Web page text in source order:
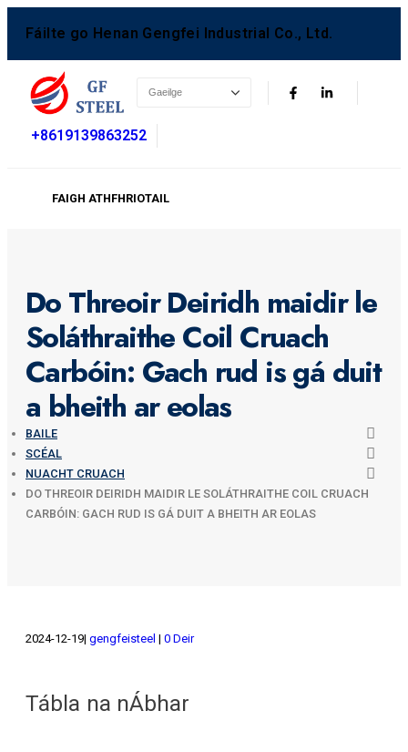
Fáilte go Henan Gengfei Industrial Co., Ltd.
+8619139863252
FAIGH ATHFHRIOTAIL
Do Threoir Deiridh maidir le
Soláthraithe Coil Cruach
Carbóin: Gach rud is gá duit
a bheith ar eolas
BAILE
SCÉAL
NUACHT CRUACH
DO THREOIR DEIRIDH MAIDIR LE SOLÁTHRAITHE COIL CRUACH
CARBÓIN: GACH RUD IS GÁ DUIT A BHEITH AR EOLAS
2024-12-19 gengfeisteel 0 Deir
Tábla na nÁbhar